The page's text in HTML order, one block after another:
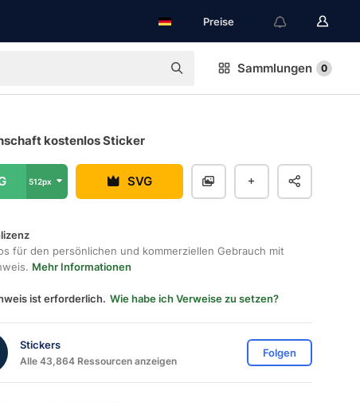
Preise
Sammlungen 0
kostenlos Sticker
512px SVG
für den persönlichen und kommerziellen Gebrauch mit
Mehr Informationen
ist erforderlich. Wie habe ich Verweise zu setzen?
Stickers
Alle 43,864 Ressourcen anzeigen
Folgen